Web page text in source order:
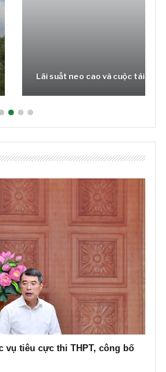
cấu trên thị trường BĐS
vụ tiêu cực thi THPT, công bố